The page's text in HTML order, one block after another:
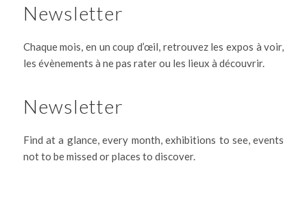
Newsletter
Chaque mois, en un coup d’œil, retrouvez les expos à voir,
les évènements à ne pas rater ou les lieux à découvrir.
Newsletter
Find at a glance, every month, exhibitions to see, events
not to be missed or places to discover.